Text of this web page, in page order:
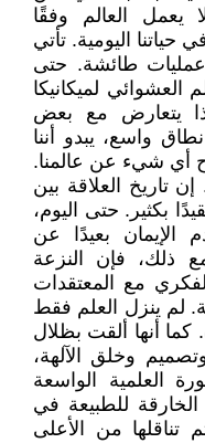
يعمل العالم وفقًا
حياتنا اليومية. تأتي
عمليات طائشة. حتى
العشوائي لميكانيكا
يتعارض مع بعض
واسع، يبدو أننا
أي شيء عن عالمنا.
تاريخ العلاقة بين
بكثير. حتى اليوم،
الإيمان بعيدًا عن
ومع ذلك، فإن النزعة
مع المعتقدات
لم ينزل العلم فقط
أنها ألقت بظلال
وخلق الآلهة،
العلمية الواسعة
الخارقة للطبيعة في
تناقلها من الأعلى